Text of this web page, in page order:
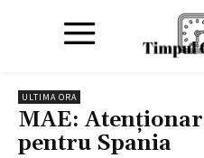
ULTIMA ORA
MAE:
pentru Spania